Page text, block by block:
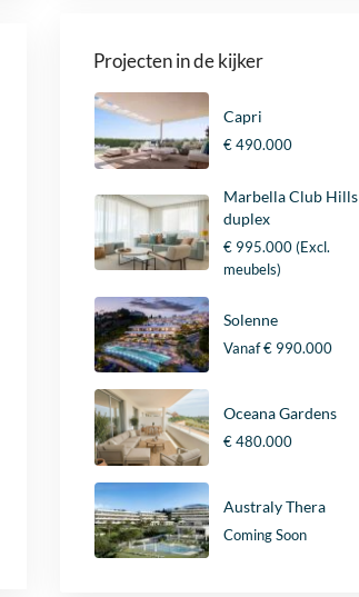
Projecten in de kijker
Capri
€ 490.000
Marbella Club Hills
duplex
€ 995.000(Excl.
meubels)
Solenne
Vanaf€ 990.000
Oceana Gardens
€ 480.000
Australy Thera
Coming Soon